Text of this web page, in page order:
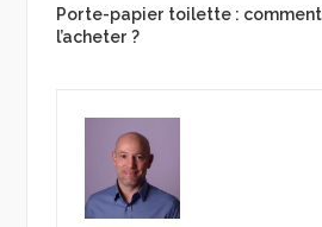
Porte-papier toilette :
l’acheter ?